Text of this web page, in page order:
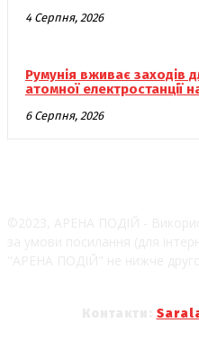
4 Серпня, 2026
Румунія вживає заходів
атомної електростанції
6 Серпня, 2026